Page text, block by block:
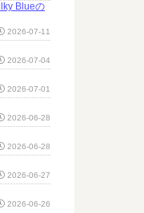
2000
点数が
100点
1000点
刻みで
で、道
富士
[…]
Blueの
2026-07-11
2026-07-04
2026-07-01
2026-06-28
2026-06-28
2026-06-27
2026-06-26